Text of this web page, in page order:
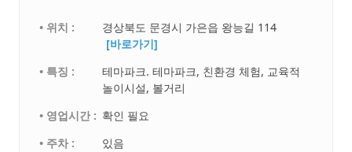
• 위치 :
경상북도 문경시 가은읍 왕능길 114
[바로가기]
• 특징 :
테마파크. 테마파크, 친환경 체험, 교육적
놀이시설, 볼거리
• 영업시간 : 확인 필요
• 주차 :
있음